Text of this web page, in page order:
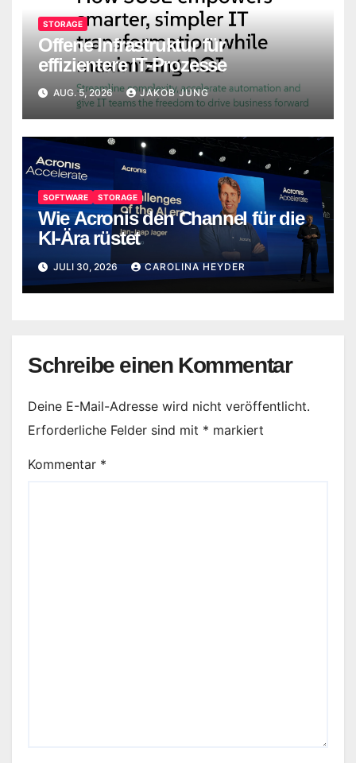
STORAGE
Offene Infrastruktur für
effizientere IT-Prozesse
AUG. 5, 2026 JAKOB JUNG
SOFTWARE STORAGE
Wie Acronis den Channel für die
KI-Ära rüstet
JULI 30, 2026 CAROLINA HEYDER
Schreibe einen Kommentar
Deine E-Mail-Adresse wird nicht veröffentlicht.
Erforderliche Felder sind mit * markiert
Kommentar *